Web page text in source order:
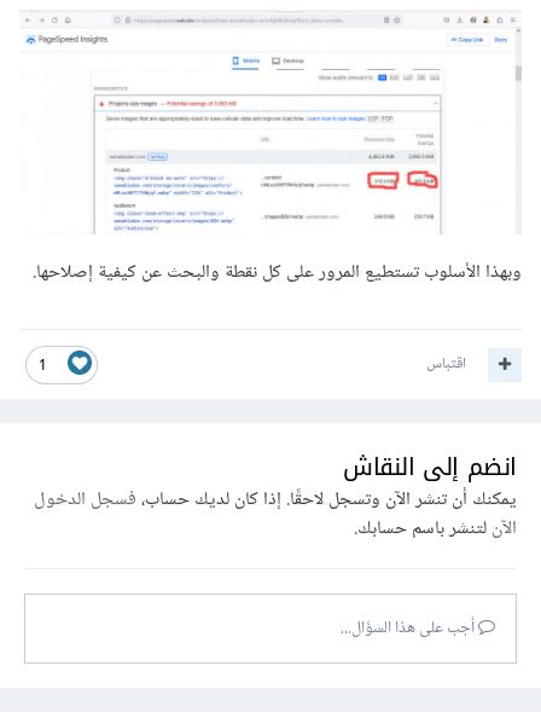
وبهذا الأسلوب تستطيع المرور على كل نقطة والبحث عن كيفية إصلاحها.
1 اقتباس
انضم إلى النقاش
يمكنك أن تنشر الآن وتسجل لاحقًا. إذا كان لديك حساب،فسجل الدخول
الآنلتنشر باسم حسابك.
أجب على هذا السؤال...